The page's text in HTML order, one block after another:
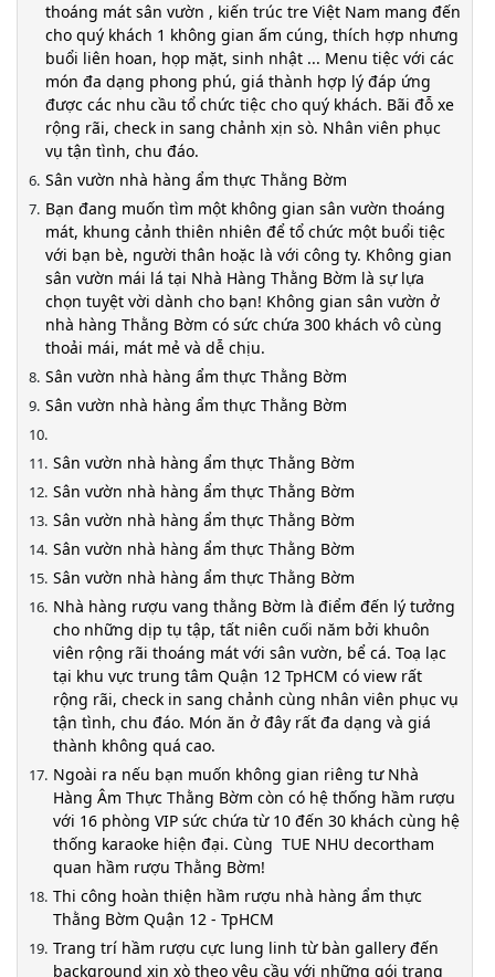
thoáng mát sân vườn , kiến trúc tre Việt Nam mang đến
cho quý khách 1 không gian ấm cúng, thích hợp nhưng
buổi liên hoan, họp mặt, sinh nhật ... Menu tiệc với các
món đa dạng phong phú, giá thành hợp lý đáp ứng
được các nhu cầu tổ chức tiệc cho quý khách. Bãi đỗ xe
rộng rãi, check in sang chảnh xịn sò. Nhân viên phục
vụ tận tình, chu đáo.
Sân vườn nhà hàng ẩm thực Thằng Bờm
Bạn đang muốn tìm một không gian sân vườn thoáng
mát, khung cảnh thiên nhiên để tổ chức một buổi tiệc
với bạn bè, người thân hoặc là với công ty. Không gian
sân vườn mái lá tại Nhà Hàng Thằng Bờm là sự lựa
chọn tuyệt vời dành cho bạn! Không gian sân vườn ở
nhà hàng Thằng Bờm có sức chứa 300 khách vô cùng
thoải mái, mát mẻ và dễ chịu.
Sân vườn nhà hàng ẩm thực Thằng Bờm
Sân vườn nhà hàng ẩm thực Thằng Bờm
Sân vườn nhà hàng ẩm thực Thằng Bờm
Sân vườn nhà hàng ẩm thực Thằng Bờm
Sân vườn nhà hàng ẩm thực Thằng Bờm
Sân vườn nhà hàng ẩm thực Thằng Bờm
Sân vườn nhà hàng ẩm thực Thằng Bờm
Nhà hàng rượu vang thằng Bờm là điểm đến lý tưởng
cho những dịp tụ tập, tất niên cuối năm bởi khuôn
viên rộng rãi thoáng mát với sân vườn, bể cá. Toạ lạc
tại khu vực trung tâm Quận 12 TpHCM có view rất
rộng rãi, check in sang chảnh cùng nhân viên phục vụ
tận tình, chu đáo. Món ăn ở đây rất đa dạng và giá
thành không quá cao.
Ngoài ra nếu bạn muốn không gian riêng tư Nhà
Hàng Âm Thực Thằng Bờm còn có hệ thống hầm rượu
với 16 phòng VIP sức chứa từ 10 đến 30 khách cùng hệ
thống karaoke hiện đại. Cùng TUE NHU decortham
quan hầm rượu Thằng Bờm!
Thi công hoàn thiện hầm rượu nhà hàng ẩm thực
Thằng Bờm Quận 12 - TpHCM
Trang trí hầm rượu cực lung linh từ bàn gallery đến
background xịn xò theo yêu cầu với những gói trang